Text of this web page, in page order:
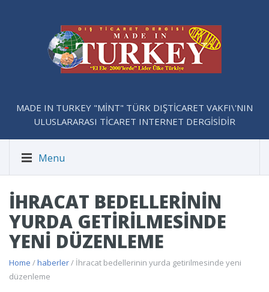
MADE IN TURKEY "MİNT" TÜRK DIŞTİCARET VAKFI\'NIN
ULUSLARARASI TİCARET INTERNET DERGİSİDİR
Menu
İHRACAT BEDELLERININ
YURDA GETIRILMESINDE
YENI DÜZENLEME
Home /haberler/ İhracat bedellerinin yurda getirilmesinde yeni
düzenleme